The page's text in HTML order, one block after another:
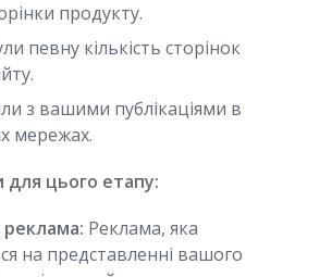
продукту.
певну кількість сторінок
з вашими публікаціями в
мережах.
цього етапу:
Реклама, яка
на представленні вашого